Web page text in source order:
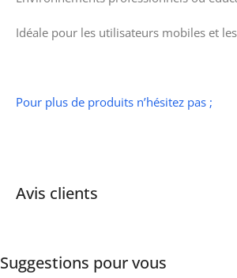
Idéale pour les utilisateurs mobiles et
Pour plus de produits n’hésitez pas ;
Avis clients
Suggestions pour vous